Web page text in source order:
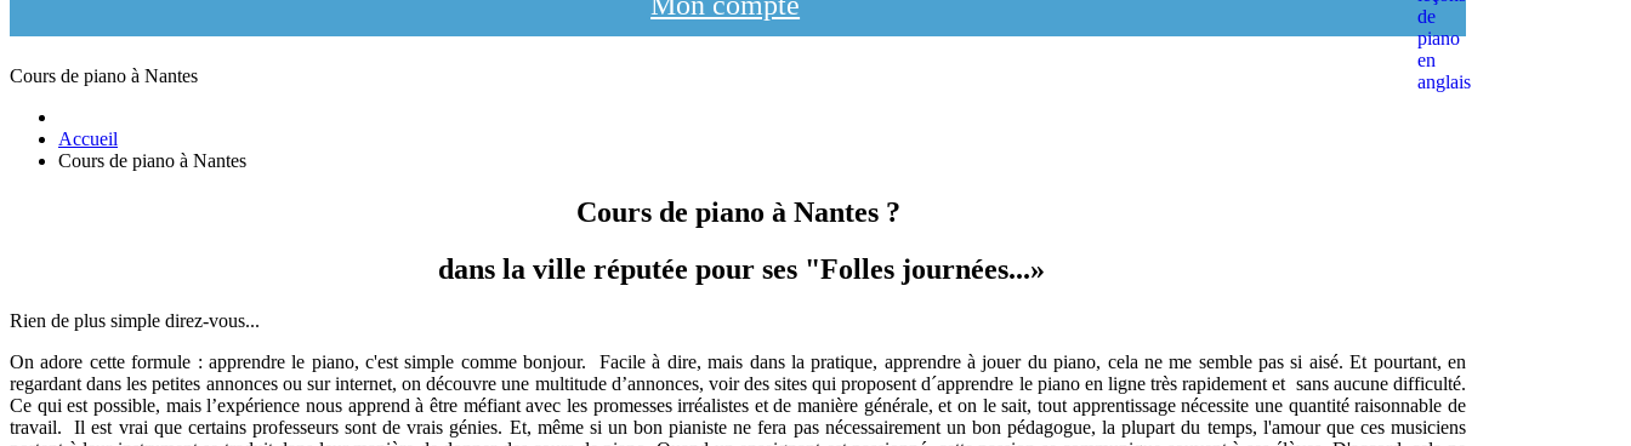
Cours de piano à Nantes
Accueil
Cours de piano à Nantes
Cours de piano à Nantes ?
dans la ville réputée pour ses "Folles journées...»
Rien de plus simple direz-vous...
On adore cette formule : apprendre le piano, c'est simple comme bonjour.
Facile à dire, mais dans la pratique, apprendre à jouer du piano, cela ne me semble pas si aisé. Et pourtant, en
regardant dans les petites annonces ou sur internet, on découvre une multitude d’annonces, voir des sites qui proposent d´apprendre le piano en ligne très rapidement et sans aucune difficulté.
Ce qui est possible, mais l’expérience nous apprend à être méfiant avec les promesses irréalistes et de manière générale, et on le sait, tout apprentissage nécessite une quantité raisonnable de
travail.
Il est vrai que certains professeurs sont de vrais génies. Et, même si un bon pianiste ne fera pas nécessairement un bon pédagogue, la plupart du temps, l'amour que ces musiciens